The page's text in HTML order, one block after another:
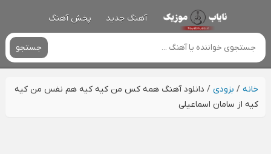
آهنگ جدید پخش آهنگ
جستجو
خانه/ بزودی / دانلود آهنگ همه کس من کیه کیه هم نفس من کیه
کیه از سامان اسماعیلی